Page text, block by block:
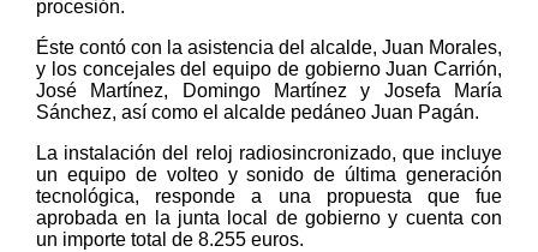
procesión.
Éste contó con la asistencia del alcalde, Juan Morales,
y los concejales del equipo de gobierno Juan Carrión,
José Martínez, Domingo Martínez y Josefa María
Sánchez, así como el alcalde pedáneo Juan Pagán.
La instalación del reloj radiosincronizado, que incluye
un equipo de volteo y sonido de última generación
tecnológica, responde a una propuesta que fue
aprobada en la junta local de gobierno y cuenta con
un importe total de 8.255 euros.